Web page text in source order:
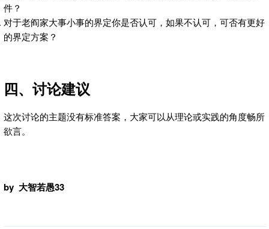
件？
对于老阎家大事小事的界定你是否认可，如果不认可，可否有更好
的界定方案？
四、讨论建议
这次讨论的主题没有标准答案，大家可以从理论或实践的角度畅所
欲言。
by 大智若愚33